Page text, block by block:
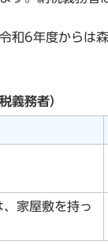
和6年度からは
義務者）
家屋敷を持っ